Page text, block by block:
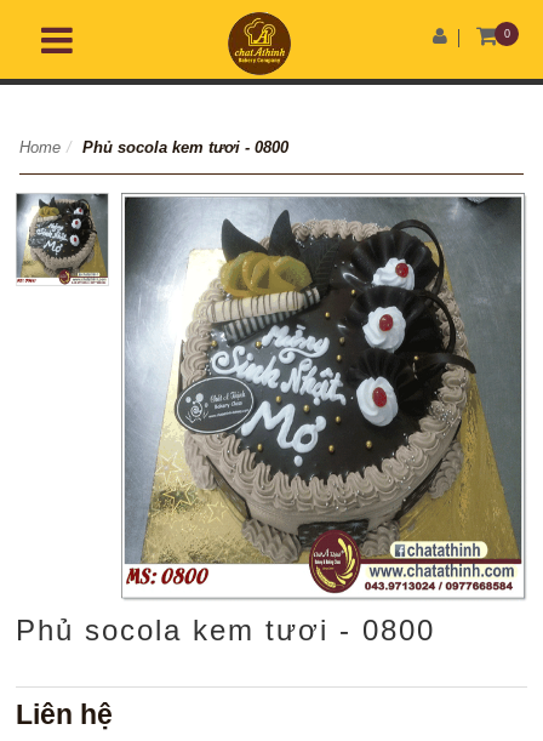
0
Home / Phủ socola kem tươi - 0800
Phủ socola kem tươi - 0800
Liên hệ